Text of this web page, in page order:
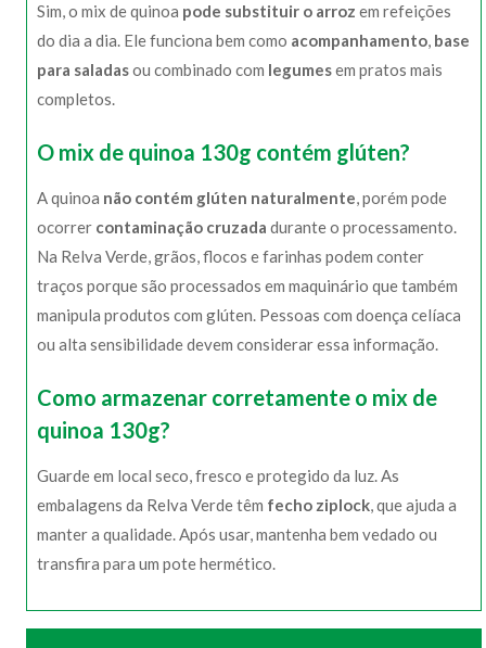
Sim, o mix de quinoa pode substituir o arroz em refeições
do dia a dia. Ele funciona bem como acompanhamento base
para saladasou combinado com legumesem pratos mais
completos.
O mix de quinoa 130g contém glúten?
A quinoa não contém glúten naturalmente , porém pode
ocorrer contaminação cruzada durante o processamento.
Na Relva Verde, grãos, flocos e farinhas podem conter
traços porque são processados em maquinário que também
manipula produtos com glúten. Pessoas com doença celíaca
ou alta sensibilidade devem considerar essa informação.
Como armazenar corretamente o mix de
quinoa 130g?
Guarde em local seco, fresco e protegido da luz. As
embalagens da Relva Verde têm fecho ziplock , que ajuda a
manter a qualidade. Após usar, mantenha bem vedado ou
transfira para um pote hermético.